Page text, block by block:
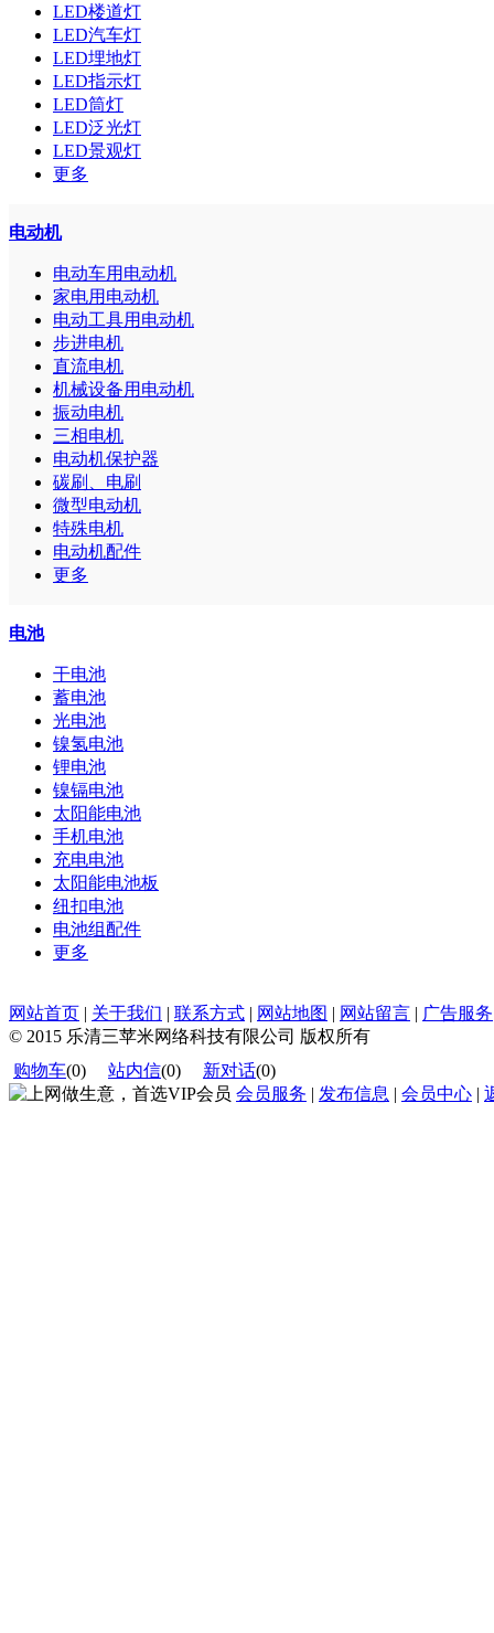
LED楼道灯
LED汽车灯
LED埋地灯
LED指示灯
LED筒灯
LED泛光灯
LED景观灯
更多
电动机
电动车用电动机
家电用电动机
电动工具用电动机
步进电机
直流电机
机械设备用电动机
振动电机
三相电机
电动机保护器
碳刷、电刷
微型电动机
特殊电机
电动机配件
更多
电池
干电池
蓄电池
光电池
镍氢电池
锂电池
镍镉电池
太阳能电池
手机电池
充电电池
太阳能电池板
纽扣电池
电池组配件
更多
网站首页 | 关于我们 | 联系方式 | 网站地图 | 网站留言 | 广告服务
© 2015 乐清三苹米网络科技有限公司 版权所有
购物车(0) 站内信(0) 新对话(0)
会员服务 | 发布信息 | 会员中心 |